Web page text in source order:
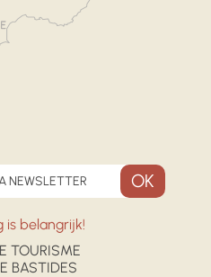
NEWSLETTER
is belangrijk!
TOURISME
BASTIDES